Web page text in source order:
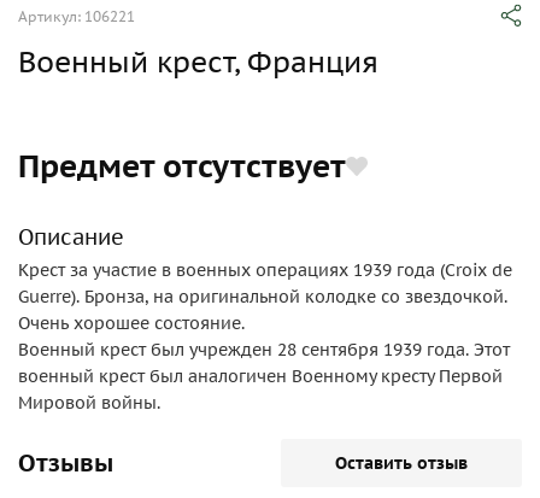
Артикул: 106221
Военный крест, Франция
Предмет отсутствует
Описание
Крест за участие в военных операциях 1939 года (Croix de
Guerre). Бронза, на оригинальной колодке со звездочкой.
Очень хорошее состояние.
Военный крест был учрежден 28 сентября 1939 года. Этот
военный крест был аналогичен Военному кресту Первой
Мировой войны.
Отзывы Оставить отзыв